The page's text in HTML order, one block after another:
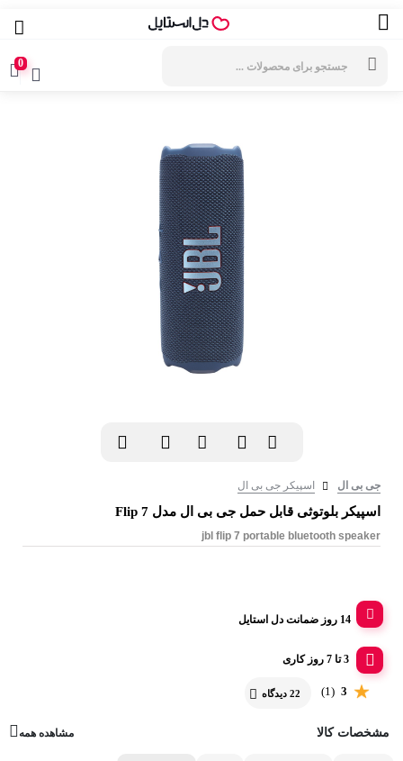
0
جی بی ال اسپیکر جی بی ال
اسپیکر بلوتوثی قابل حمل جی بی ال مدل Flip 7
jbl flip 7 portable bluetooth speaker
14 روز ضمانت دل استایل
3 تا 7 روز کاری
3
(1) 22 دیدگاه
مشخصات کالا مشاهده همه